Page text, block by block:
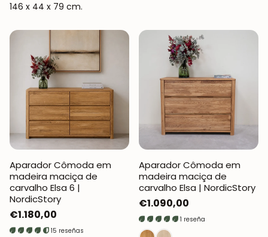
146 x 44 x 79 cm.
Aparador Cômoda em
madeira maciça de
carvalho Elsa 6 |
NordicStory
Preço
normal
€1.180,00
15 reseñas
Aparador Cômoda em
madeira maciça de
carvalho Elsa | NordicStory
Preço
normal
€1.090,00
1 reseña